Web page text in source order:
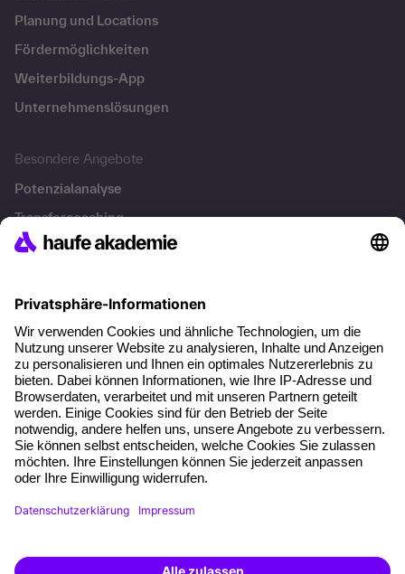
Planung und Locations
Fördermöglichkeiten
Weiterbildungs-App
Unternehmenslösungen
Besondere Angebote
Potenzialanalyse
Transfercoaching
Coaching
Kontakt & Support
Kontakt
FAQ
+49 761 595339-00
AGB
Cookie-Einstellungen
Weiterbildung finden -